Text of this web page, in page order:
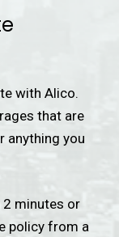
with Alico.
that are
anything you
2 minutes or
policy from a